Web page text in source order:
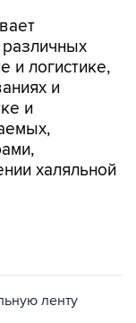
различных
и логистике,
и
и
халяльной
ленту